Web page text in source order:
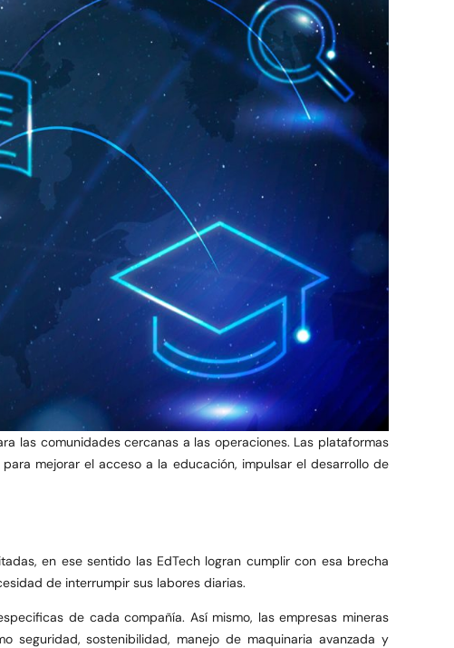
las comunidades cercanas a las operaciones. Las plataformas
mejorar el acceso a la educación, impulsar el desarrollo de
en ese sentido las EdTech logran cumplir con esa brecha
de interrumpir sus labores diarias.
de cada compañía. Así mismo, las empresas mineras
seguridad, sostenibilidad, manejo de maquinaria avanzada y